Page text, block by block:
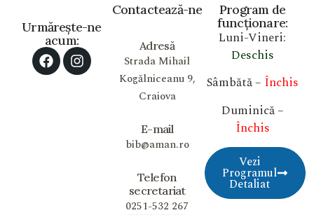
Program de
funcționare:
Luni-Vineri:
Deschis
Sâmbătă – Închis
Duminică –
Închis
Vezi
Programul
Detaliat
Contactează-ne
Adresă
Strada Mihail
Kogălniceanu 9,
Craiova
E-mail
bib@aman.ro
Telefon
secretariat
0251-532 267
Urmărește-ne
acum: